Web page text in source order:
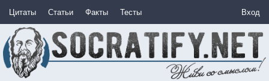
Цитаты Статьи Факты Тесты Вход